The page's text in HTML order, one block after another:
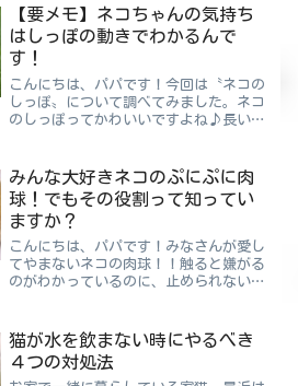
でされて困ったことってありませんか？
しかしちゃんとした爪とぎ...
【要メモ】ネコちゃんの気持ち
はしっぽの動きでわかるんで
す！
こんにちは、パパです！今回は〝ネコの
しっぽ〟について調べてみました。ネコ
のしっぽってかわいいですよね♪長いも
様々な感情を表現しています。どういう
感情のときに、どのように動...
みんな大好きネコのぷにぷに肉
球！でもその役割って知ってい
ますか？
こんにちは、パパです！みなさんが愛し
てやまないネコの肉球！！触ると嫌がる
のがわかっているのに、止められない衝
と家猫を比べても、硬い・熱い・冷たい
環境にいる外猫の方が硬い...
猫が水を飲まない時にやるべき
４つの対処法